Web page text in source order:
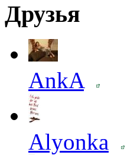
Друзья
AnkA
Alyonka